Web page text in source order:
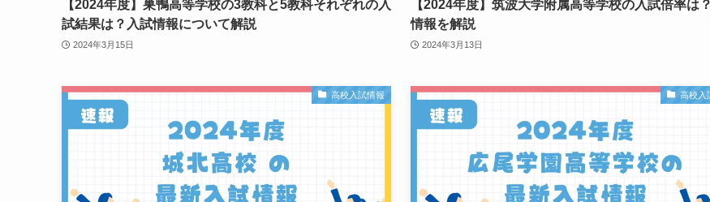
【2024年度】巣鴨高等学校の3教科と5教科それぞれの入
試結果は？入試情報について解説
2024年3月15日
【2024年度】筑波大学附属高等学校の入試倍率は
情報を解説
2024年3月13日
高校入試情報 高校入